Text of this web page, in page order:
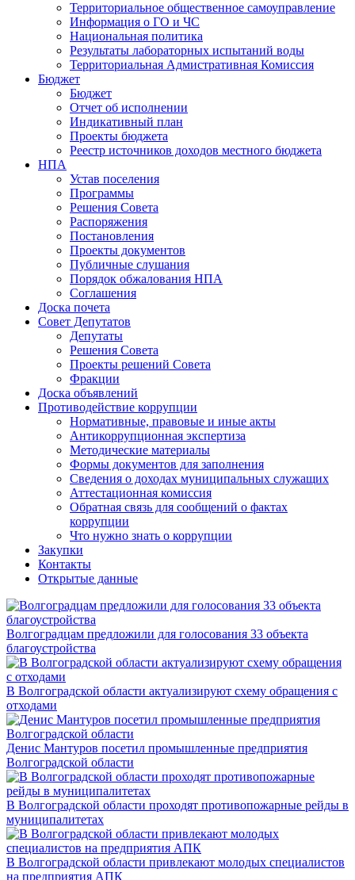
Территориальное общественное самоуправление
Информация о ГО и ЧС
Национальная политика
Результаты лабораторных испытаний воды
Территориальная Адмистративная Комиссия
Бюджет
Бюджет
Отчет об исполнении
Индикативный план
Проекты бюджета
Реестр источников доходов местного бюджета
НПА
Устав поселения
Программы
Решения Совета
Распоряжения
Постановления
Проекты документов
Публичные слушания
Порядок обжалования НПА
Соглашения
Доска почета
Совет Депутатов
Депутаты
Решения Совета
Проекты решений Совета
Фракции
Доска объявлений
Противодействие коррупции
Нормативные, правовые и иные акты
Антикоррупционная экспертиза
Методические материалы
Формы документов для заполнения
Сведения о доходах муниципальных служащих
Аттестационная комиссия
Обратная связь для сообщений о фактах
коррупции
Что нужно знать о коррупции
Закупки
Контакты
Открытые данные
Волгоградцам предложили для голосования 33 объекта
благоустройства
В Волгоградской области актуализируют схему обращения с
отходами
Денис Мантуров посетил промышленные предприятия
Волгоградской области
В Волгоградской области проходят противопожарные рейды в
муниципалитетах
В Волгоградской области привлекают молодых специалистов
на предприятия АПК